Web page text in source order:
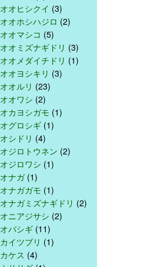
オオヒシクイ (3)
オオホシハジロ (2)
オオマシコ (5)
オオミズナギドリ (3)
オオメダイチドリ (1)
オオヨシキリ (3)
オオルリ (23)
オオワシ (2)
オカヨシガモ (1)
オグロシギ (1)
オシドリ (4)
オジロトウネン (2)
オジロワシ (1)
オナガ(1)
オナガガモ (1)
オナガミズナギドリ (2)
オニアジサシ (2)
オバシギ (11)
カイツブリ (1)
カケス (4)